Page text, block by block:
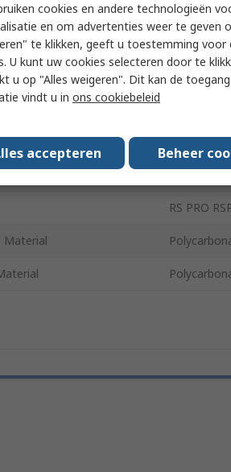
Clear
Features Anti-
Style Sport
Frame Marking Yes
RS PRO
Material
cookies en andere technologieën
en om advertenties weer te geven
te klikken, geeft u toestemming voor
U kunt uw cookies selecteren door te
u op "Alles weigeren". Dit kan de
vindt u in ons cookiebeleid
accepteren Beheer